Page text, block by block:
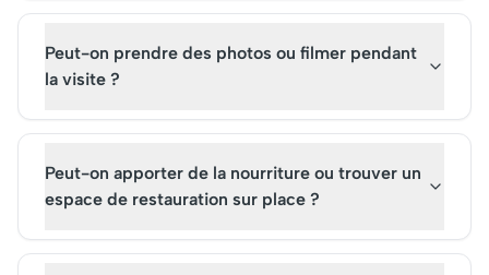
Peut-on prendre des photos ou filmer pendant
la visite ?
Peut-on apporter de la nourriture ou trouver un
espace de restauration sur place ?